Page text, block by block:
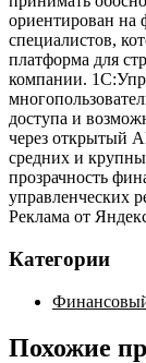
ориентирован на
специалистов,
платформа для
компании.
доступа и
через открытый
средних и
прозрачность
управленческих
Реклама от
Категории
Похожие